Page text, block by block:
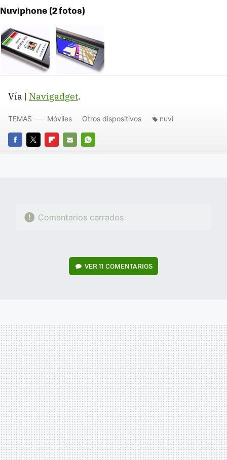
Nuviphone (2 fotos)
Vía | Navigadget.
FACEBOOK
TWITTERFLIPBOARD
E-
WHATSAPP
TEMAS Móviles Otros dispositivos nuvi
Comentarios cerrados
VER11 COMENTARIOS